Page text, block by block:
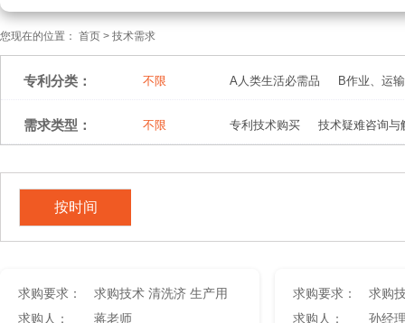
您现在的位置： 首页 > 技术需求
专利分类： 不限 A人类生活必需品 B作业、运输
需求类型： 不限 专利技术购买 技术疑难咨询与
按时间
求购要求：
​求购技术 清洗济 生产用
求购人：
蒋老师
求购要求：
求购人：
孙经